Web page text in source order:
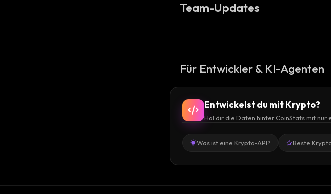
Team-Updates
Für Entwickler & KI-Agenten
Entwickelst du mit Krypto?
Hol dir die Daten hinter CoinStats mit nur
Was ist eine Krypto-API? Beste